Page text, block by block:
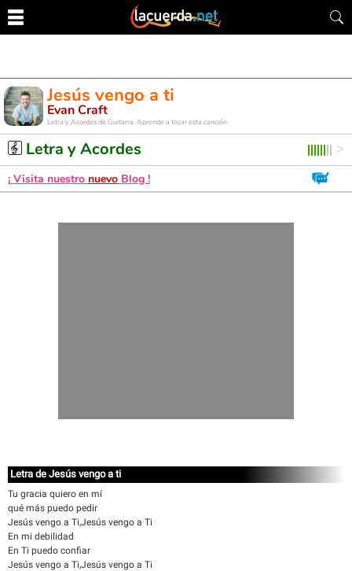
Jesús vengo a ti
Evan Craft
Letra y Acordes de Guitarra. Aprende a tocar esta canción
Letra y Acordes
¡ Visita nuestro nuevo Blog !
Letra de Jesús vengo a ti
Tu gracia quiero en mí
qué más puedo pedir
Jesús vengo a Ti,Jesús vengo a Ti
En mi debilidad
En Ti puedo confiar
Jesús vengo a Ti,Jesús vengo a Ti